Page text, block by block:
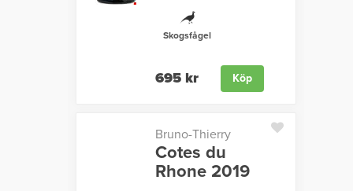
Skogsfågel
695 kr Köp
Bruno-Thierry
Cotes du
Rhone 2019